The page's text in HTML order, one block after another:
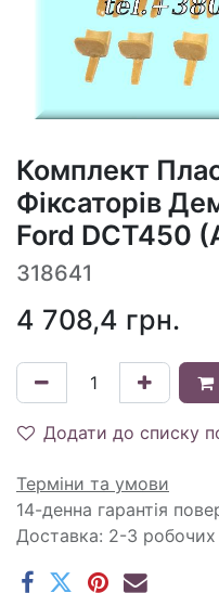
Комплект
Фіксаторів
Ford DCT450
318641
4 708,4 грн.
Додати до списку
Терміни та умови
14-денна гарантія
Доставка: 2-3 робочих